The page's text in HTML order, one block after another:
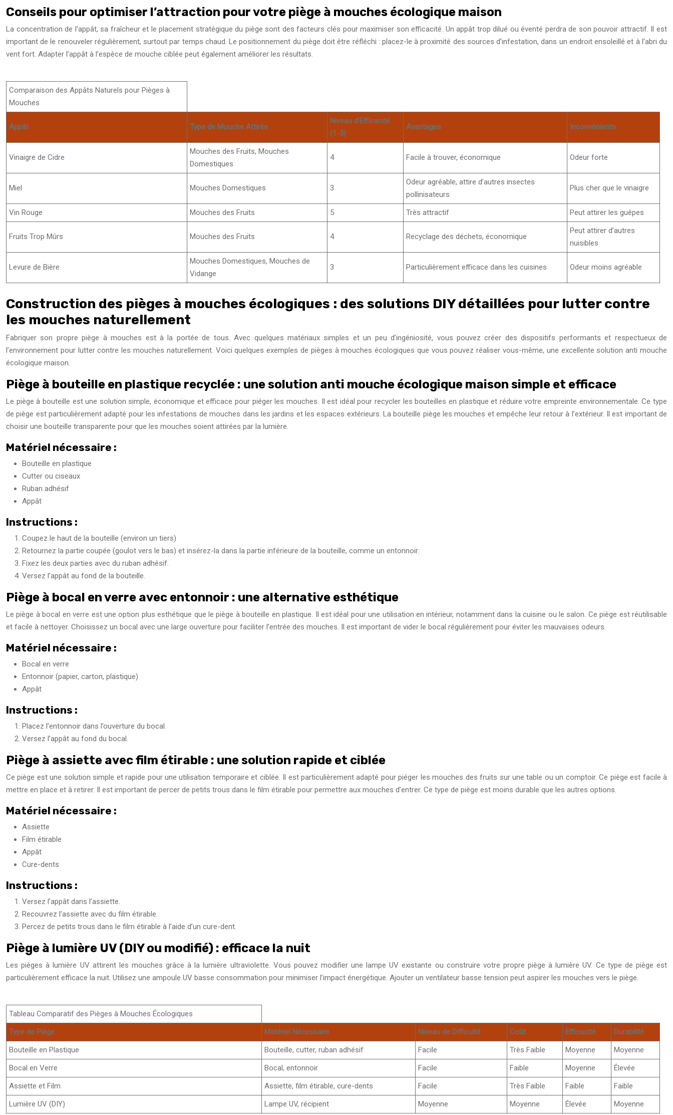
Conseils pour optimiser l’attraction pour votre piège à mouches écologique maison
La concentration de l’appât, sa fraîcheur et le placement stratégique du piège sont des facteurs clés pour maximiser son efficacité. Un appât trop dilué ou éventé perdra de son pouvoir attractif. Il est
important de le renouveler régulièrement, surtout par temps chaud. Le positionnement du piège doit être réfléchi : placez-le à proximité des sources d’infestation, dans un endroit ensoleillé et à l’abri du
vent fort. Adapter l’appât à l’espèce de mouche ciblée peut également améliorer les résultats.
Comparaison des Appâts Naturels pour Pièges à
Mouches
Appât Type de Mouche Attirée
Niveau d’Efficacité
(1-5)
Avantages Inconvénients
Vinaigre de Cidre
Mouches des Fruits, Mouches
Domestiques
4 Facile à trouver, économique Odeur forte
Miel Mouches Domestiques 3
Odeur agréable, attire d’autres insectes
pollinisateurs
Plus cher que le vinaigre
Vin Rouge Mouches des Fruits 5 Très attractif Peut attirer les guêpes
Fruits Trop Mûrs Mouches des Fruits 4 Recyclage des déchets, économique
Peut attirer d’autres
nuisibles
Levure de Bière
Mouches Domestiques, Mouches de
Vidange
3 Particulièrement efficace dans les cuisines Odeur moins agréable
Construction des pièges à mouches écologiques : des solutions DIY détaillées pour lutter contre
les mouches naturellement
Fabriquer son propre piège à mouches est à la portée de tous. Avec quelques matériaux simples et un peu d’ingéniosité, vous pouvez créer des dispositifs performants et respectueux de
l’environnement pour lutter contre les mouches naturellement. Voici quelques exemples de pièges à mouches écologiques que vous pouvez réaliser vous-même, une excellente solution anti mouche
écologique maison.
Piège à bouteille en plastique recyclée : une solution anti mouche écologique maison simple et efficace
Le piège à bouteille est une solution simple, économique et efficace pour piéger les mouches. Il est idéal pour recycler les bouteilles en plastique et réduire votre empreinte environnementale. Ce type
de piège est particulièrement adapté pour les infestations de mouches dans les jardins et les espaces extérieurs. La bouteille piège les mouches et empêche leur retour à l’extérieur. Il est important de
choisir une bouteille transparente pour que les mouches soient attirées par la lumière.
Matériel nécessaire :
Bouteille en plastique
Cutter ou ciseaux
Ruban adhésif
Appât
Instructions :
Coupez le haut de la bouteille (environ un tiers)
Retournez la partie coupée (goulot vers le bas) et insérez-la dans la partie inférieure de la bouteille, comme un entonnoir.
Fixez les deux parties avec du ruban adhésif.
Versez l’appât au fond de la bouteille.
Piège à bocal en verre avec entonnoir : une alternative esthétique
Le piège à bocal en verre est une option plus esthétique que le piège à bouteille en plastique. Il est idéal pour une utilisation en intérieur, notamment dans la cuisine ou le salon. Ce piège est réutilisable
et facile à nettoyer. Choisissez un bocal avec une large ouverture pour faciliter l’entrée des mouches. Il est important de vider le bocal régulièrement pour éviter les mauvaises odeurs.
Matériel nécessaire :
Bocal en verre
Entonnoir (papier, carton, plastique)
Appât
Instructions :
Placez l’entonnoir dans l’ouverture du bocal.
Versez l’appât au fond du bocal.
Piège à assiette avec film étirable : une solution rapide et ciblée
Ce piège est une solution simple et rapide pour une utilisation temporaire et ciblée. Il est particulièrement adapté pour piéger les mouches des fruits sur une table ou un comptoir. Ce piège est facile à
mettre en place et à retirer. Il est important de percer de petits trous dans le film étirable pour permettre aux mouches d’entrer. Ce type de piège est moins durable que les autres options.
Matériel nécessaire :
Assiette
Film étirable
Appât
Cure-dents
Instructions :
Versez l’appât dans l’assiette.
Recouvrez l’assiette avec du film étirable.
Percez de petits trous dans le film étirable à l’aide d’un cure-dent.
Piège à lumière UV (DIY ou modifié) : efficace la nuit
Les pièges à lumière UV attirent les mouches grâce à la lumière ultraviolette. Vous pouvez modifier une lampe UV existante ou construire votre propre piège à lumière UV. Ce type de piège est
particulièrement efficace la nuit. Utilisez une ampoule UV basse consommation pour minimiser l’impact énergétique. Ajouter un ventilateur basse tension peut aspirer les mouches vers le piège.
Tableau Comparatif des Pièges à Mouches Écologiques
Type de Piège
Matériel Nécessaire Niveau de Difficulté Coût Efficacité
Durabilité
Bouteille en Plastique
Bouteille, cutter, ruban adhésif Facile Très Faible Moyenne
Moyenne
Bocal en Verre
Bocal, entonnoir Facile Faible Moyenne
Élevée
Assiette et Film
Assiette, film étirable, cure-dents Facile Très Faible Faible
Faible
Lumière UV (DIY)
Lampe UV, récipient Moyenne Moyenne Élevée Moyenne